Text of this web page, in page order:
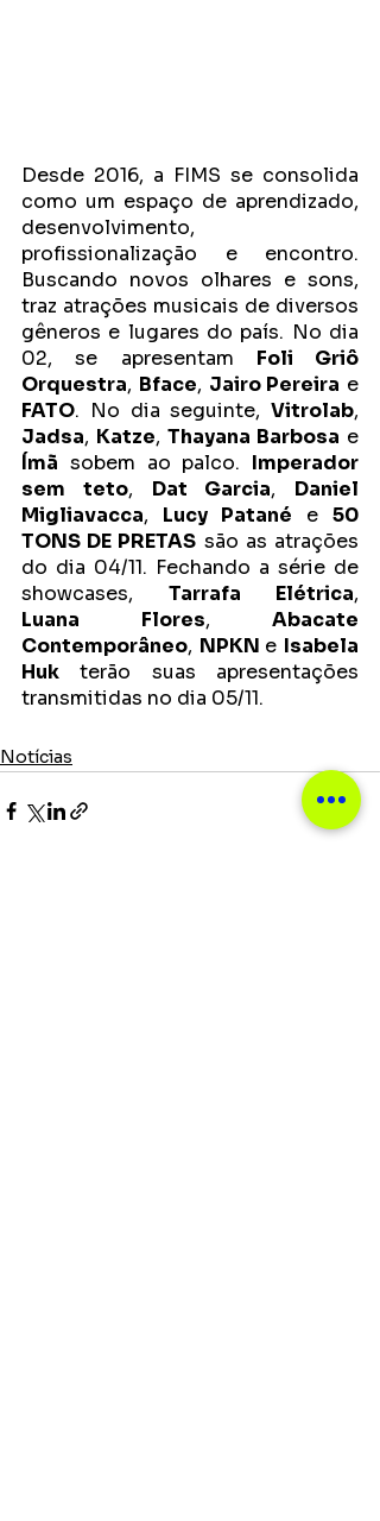
Desde 2016, a FIMS se consolida
como um espaço de aprendizado,
desenvolvimento,
profissionalização e encontro.
Buscando novos olhares e sons,
traz atrações musicais de diversos
gêneros e lugares do país. No dia
02, se apresentam Foli Griô
Orquestra, Bface, Jairo Pereira
FATO. No dia seguinte, Vitrolab
Jadsa, Katze, Thayana Barbosa
Ímã sobem ao palco. Imperador
sem teto, Dat Garcia, Daniel
Migliavacca, Lucy Patané e 50
TONS DE PRETAS são as atrações
do dia 04/11. Fechando a série de
showcases, Tarrafa Elétrica
Luana Flores, Abacate
Contemporâneo, NPKN e Isabela
Huk terão suas apresentações
transmitidas no dia 05/11.
Notícias